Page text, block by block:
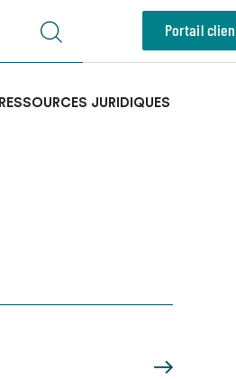
Portail
RESSOURCES JURIDIQUES